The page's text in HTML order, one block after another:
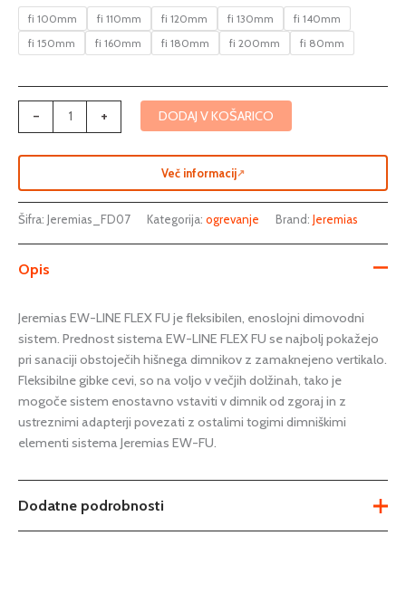
fi 100mm fi 110mm fi 120mm fi 130mm
fi 140mm
fi 150mm
fi 160mm fi 180mm fi 200mm fi 80mm
- + DODAJ V KOŠARICO
Več informacij↗
Šifra: Jeremias_FD07 Kategorija: ogrevanje Brand: Jeremias
Opis
Jeremias EW-LINE FLEX FU je fleksibilen, enoslojni dimovodni
sistem. Prednost sistema EW-LINE FLEX FU se najbolj pokažejo
pri sanaciji obstoječih hišnega dimnikov z zamaknejeno vertikalo.
Fleksibilne gibke cevi, so na voljo v večjih dolžinah, tako je
mogoče sistem enostavno vstaviti v dimnik od zgoraj in z
ustreznimi adapterji povezati z ostalimi togimi dimniškimi
elementi sistema Jeremias EW-FU.
Dodatne podrobnosti